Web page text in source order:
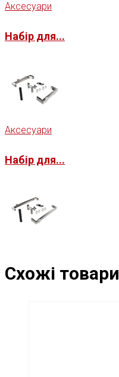
Аксесуари
Набір для...
Аксесуари
Набір для...
Схожі товари